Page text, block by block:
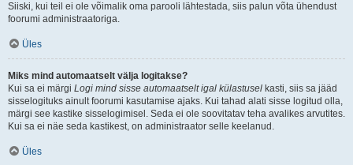
Siiski, kui teil ei ole võimalik oma parooli lähtestada, siis palun võta ühendust
foorumi administraatoriga.
Üles
Miks mind automaatselt välja logitakse?
Kui sa ei märgi Logi mind sisse automaatselt igal külastusel kasti, siis sa jääd
sisselogituks ainult foorumi kasutamise ajaks. Kui tahad alati sisse logitud olla,
märgi see kastike sisselogimisel. Seda ei ole soovitatav teha avalikes arvutites.
Kui sa ei näe seda kastikest, on administraator selle keelanud.
Üles